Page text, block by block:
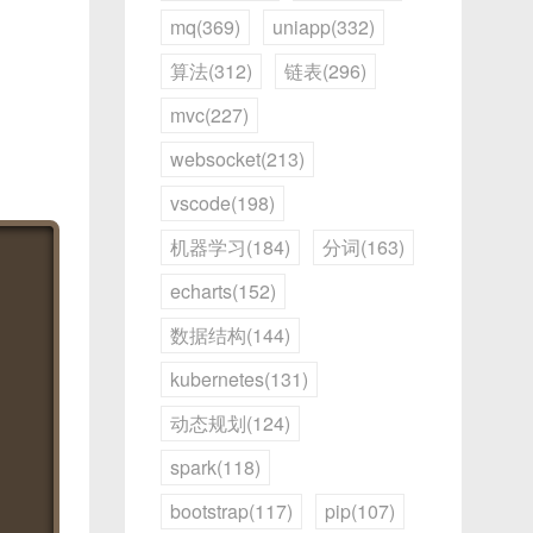
mq(369)
uniapp(332)
算法(312)
链表(296)
mvc(227)
websocket(213)
vscode(198)
机器学习(184)
分词(163)
echarts(152)
数据结构(144)
kubernetes(131)
动态规划(124)
spark(118)
bootstrap(117)
pip(107)